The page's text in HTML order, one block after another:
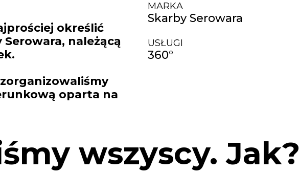
MARKA
Skarby Serowara
USŁUGI
360°
określić
Serowara, należącą
oparta na
wszyscy. Jak?